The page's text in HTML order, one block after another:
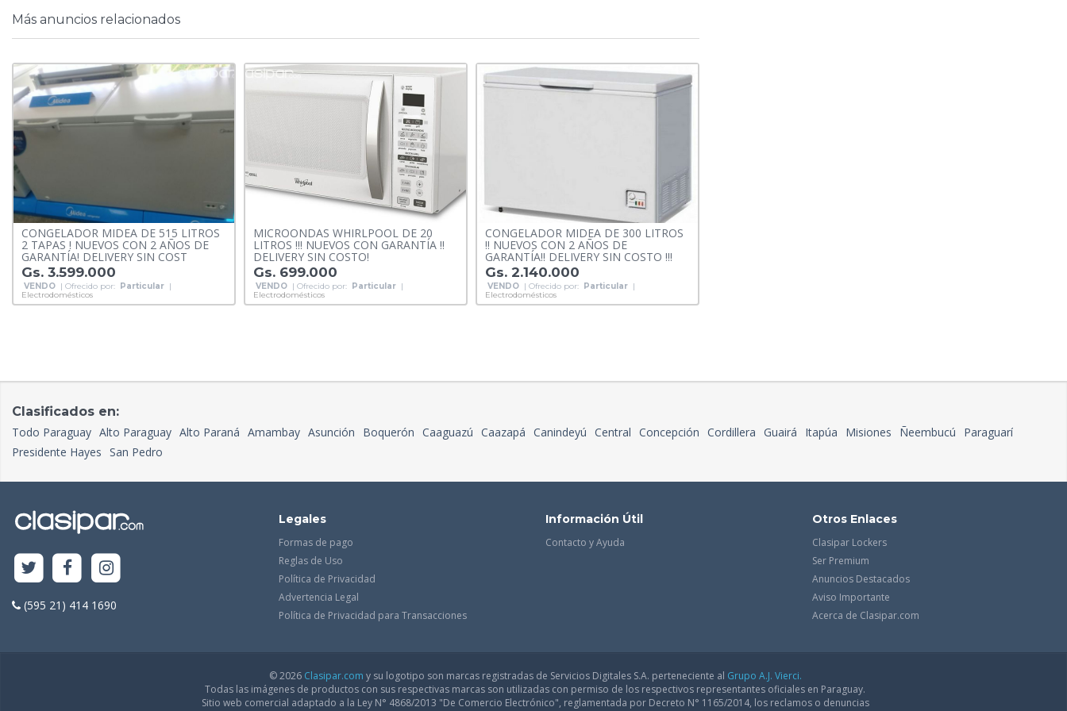
Más anuncios relacionados
CONGELADOR MIDEA DE 515 LITROS
2 TAPAS ! NUEVOS CON 2 AÑOS DE
GARANTÍA! DELIVERY SIN COST
Gs. 3.599.000
VENDO | Ofrecido por: Particular |
Electrodomésticos
MICROONDAS WHIRLPOOL DE 20
LITROS !!! NUEVOS CON GARANTÍA !!
DELIVERY SIN COSTO!
Gs. 699.000
VENDO | Ofrecido por: Particular |
Electrodomésticos
CONGELADOR MIDEA DE 300 LITROS
!! NUEVOS CON 2 AÑOS DE
GARANTÍA!! DELIVERY SIN COSTO !!!
Gs. 2.140.000
VENDO | Ofrecido por: Particular |
Electrodomésticos
Clasificados en:
Todo Paraguay Alto Paraguay Alto Paraná Amambay Asunción Boquerón Caaguazú Caazapá Canindeyú Central Concepción Cordillera Guairá Itapúa Misiones Ñeembucú
Paraguarí
Presidente Hayes San Pedro
(595 21) 414 1690
Legales
Formas de pago
Reglas de Uso
Política de Privacidad
Advertencia Legal
Política de Privacidad para Transacciones
Información Útil
Contacto y Ayuda
Otros Enlaces
Clasipar Lockers
Ser Premium
Anuncios Destacados
Aviso Importante
Acerca de Clasipar.com
© 2026 Clasipar.com y su logotipo son marcas registradas de Servicios Digitales S.A. perteneciente al Grupo A.J. Vierci.
Todas las imágenes de productos con sus respectivas marcas son utilizadas con permiso de los respectivos representantes oficiales en Paraguay.
Sitio web comercial adaptado a la Ley N° 4868/2013 "De Comercio Electrónico", reglamentada por Decreto N° 1165/2014, los reclamos o denuncias